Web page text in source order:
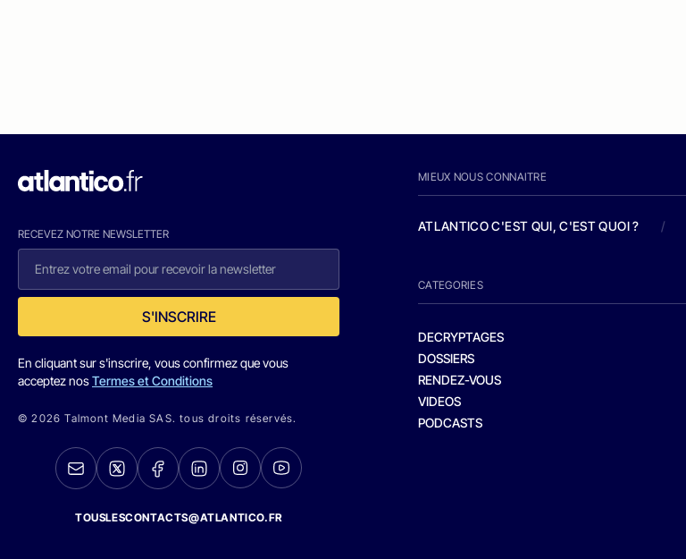
RECEVEZ NOTRE NEWSLETTER
S'INSCRIRE
En cliquant sur s'inscrire, vous confirmez que vous
acceptez nosTermes et Conditions
© 2026 Talmont Media SAS. tous droits réservés.
TOUSLESCONTACTS@ATLANTICO.FR
MIEUX NOUS CONNAITRE
ATLANTICO C'EST QUI, C'EST QUOI ? /
CATEGORIES
DECRYPTAGES
DOSSIERS
RENDEZ-VOUS
VIDEOS
PODCASTS